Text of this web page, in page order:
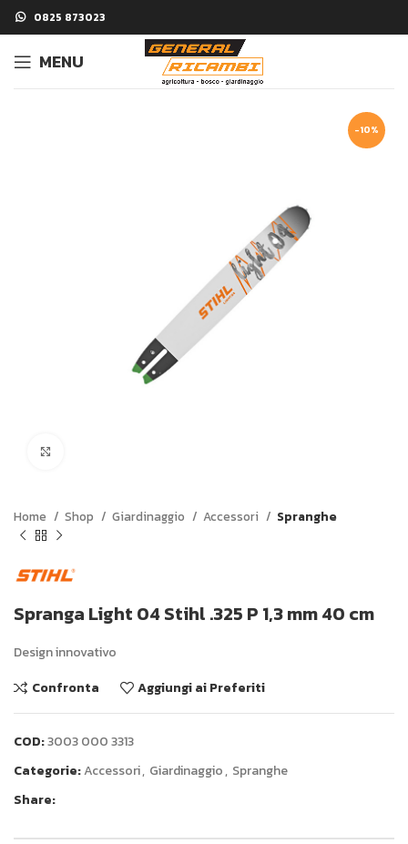
0825 873023
MENU
-10%
Home Shop Giardinaggio Accessori Spranghe
Spranga Light 04 Stihl .325 P 1,3 mm 40 cm
Design innovativo
Confronta
Aggiungi ai Preferiti
COD:3003 000 3313
Categorie:Accessori, Giardinaggio, Spranghe
Share: